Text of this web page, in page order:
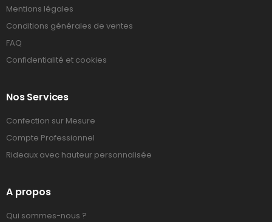
Mentions légales
Conditions générales de ventes
FAQ
Confidentialité et cookies
Nos Services
Confection sur Mesure
Compte Professionnel
Rideaux avec hauteur personnalisée
A propos
Qui sommes-nous ?